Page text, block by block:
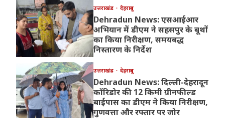
उत्तराखंड देहरादून
Dehradun News: एसआईआर
अभियान में डीएम ने सहसपुर के बूथों
का किया निरीक्षण, समयबद्ध
निस्तारण के निर्देश
उत्तराखंड देहरादून
Dehradun News: दिल्ली-देहरादून
कॉरिडोर की 12 किमी ग्रीनफील्ड
बाईपास का डीएम ने किया निरीक्षण,
गुणवत्ता और रफ्तार पर जोर